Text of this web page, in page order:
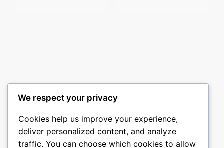
We respect your privacy
Cookies help us improve your experience,
deliver personalized content, and analyze
traffic. You can choose which cookies to allow